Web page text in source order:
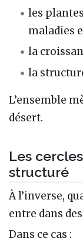
les
maladies
la
la
L’ensemble
désert.
Les
structuré
À l’inverse,
entre dans
Dans ce cas :